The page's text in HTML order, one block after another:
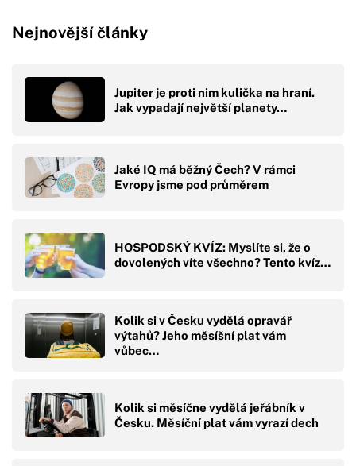
Nejnovější články
Jupiter je proti nim kulička na hraní.
Jak vypadají největší planety…
Jaké IQ má běžný Čech? V rámci
Evropy jsme pod průměrem
HOSPODSKÝ KVÍZ: Myslíte si, že o
dovolených víte všechno? Tento kvíz…
Kolik si v Česku vydělá opravář
výtahů? Jeho měsíšní plat vám
vůbec…
Kolik si měsíčne vydělá jeřábník v
Česku. Měsíční plat vám vyrazí dech